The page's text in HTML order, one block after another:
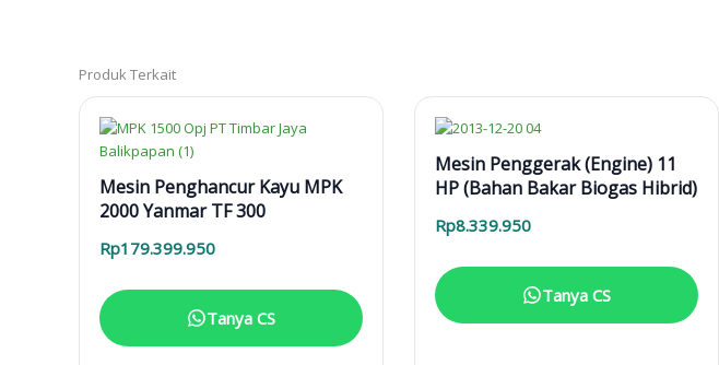
Produk Terkait
Mesin Penghancur Kayu MPK
2000 Yanmar TF 300
Rp179.399.950
Tanya CS
Mesin Penggerak (Engine) 11
HP (Bahan Bakar Biogas Hibrid)
Rp8.339.950
Tanya CS